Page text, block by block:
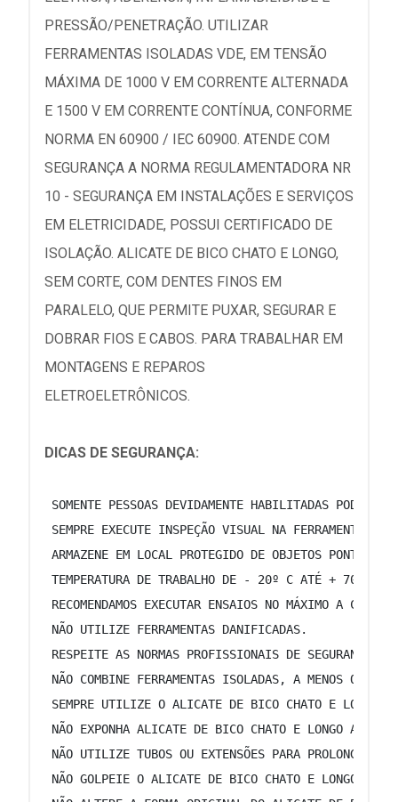
PRESSÃO/PENETRAÇÃO. UTILIZAR
FERRAMENTAS ISOLADAS VDE, EM TENSÃO
MÁXIMA DE 1000 V EM CORRENTE ALTERNADA
E 1500 V EM CORRENTE CONTÍNUA, CONFORME
NORMA EN 60900 / IEC 60900. ATENDE COM
SEGURANÇA A NORMA REGULAMENTADORA NR
10 - SEGURANÇA EM INSTALAÇÕES E SERVIÇOS
EM ELETRICIDADE, POSSUI CERTIFICADO DE
ISOLAÇÃO. ALICATE DE BICO CHATO E LONGO,
SEM CORTE, COM DENTES FINOS EM
PARALELO, QUE PERMITE PUXAR, SEGURAR E
DOBRAR FIOS E CABOS. PARA TRABALHAR EM
MONTAGENS E REPAROS
ELETROELETRÔNICOS.
DICAS DE SEGURANÇA:
SOMENTE PESSOAS DEVIDAMENTE HABILITADAS PODEM
SEMPRE EXECUTE INSPEÇÃO VISUAL NA FERRAMENTA
ARMAZENE EM LOCAL PROTEGIDO DE OBJETOS
TEMPERATURA DE TRABALHO DE - 20º C ATÉ + 70º C.
RECOMENDAMOS EXECUTAR ENSAIOS NO MÁXIMO A
NÃO UTILIZE FERRAMENTAS DANIFICADAS.
RESPEITE AS NORMAS PROFISSIONAIS DE SEGURANÇA
NÃO COMBINE FERRAMENTAS ISOLADAS, A MENOS QUE
SEMPRE UTILIZE O ALICATE DE BICO CHATO E LONGO
NÃO EXPONHA ALICATE DE BICO CHATO E LONGO AO
NÃO UTILIZE TUBOS OU EXTENSÕES PARA PROLONGAR
NÃO GOLPEIE O ALICATE DE BICO CHATO E LONGO.